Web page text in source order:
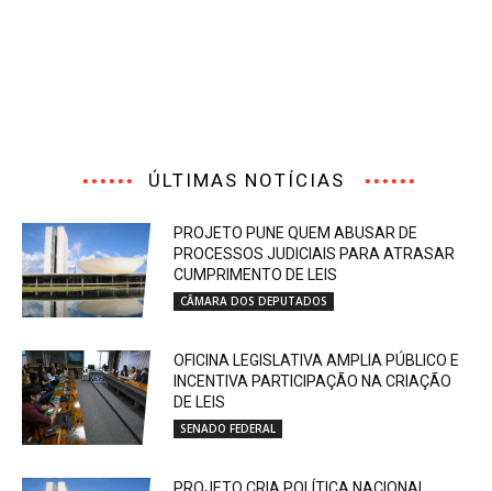
ÚLTIMAS NOTÍCIAS
PROJETO PUNE QUEM ABUSAR DE
PROCESSOS JUDICIAIS PARA ATRASAR
CUMPRIMENTO DE LEIS
CÂMARA DOS DEPUTADOS
OFICINA LEGISLATIVA AMPLIA PÚBLICO E
INCENTIVA PARTICIPAÇÃO NA CRIAÇÃO
DE LEIS
SENADO FEDERAL
PROJETO CRIA POLÍTICA NACIONAL